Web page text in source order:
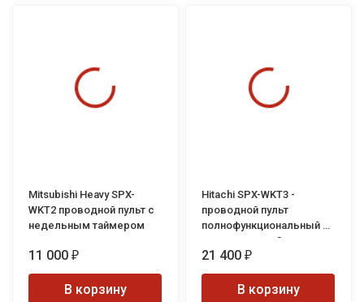
Mitsubishi Heavy SPX-
WKT2 проводной пульт с
недельным таймером
11 000 ₽
В корзину
Hitachi SPX-WKT3 -
проводной пульт
полнофункциональный с
недельным таймером
21 400 ₽
В корзину